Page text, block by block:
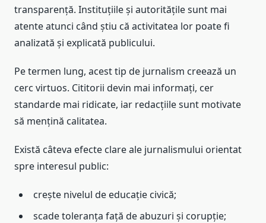
transparență. Instituțiile și autoritățile sunt mai
atente atunci când știu că activitatea lor poate fi
analizată și explicată publicului.
Pe termen lung, acest tip de jurnalism creează un
cerc virtuos. Cititorii devin mai informați, cer
standarde mai ridicate, iar redacțiile sunt motivate
să mențină calitatea.
Există câteva efecte clare ale jurnalismului orientat
spre interesul public:
crește nivelul de educație civică;
scade toleranța față de abuzuri și corupție;